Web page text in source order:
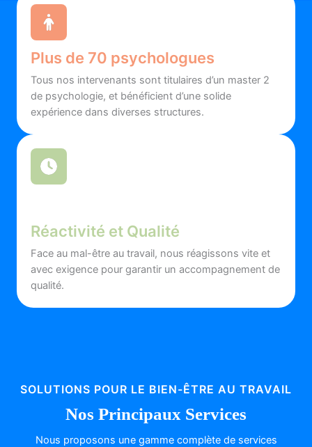
Plus de 70 psychologues
Tous nos intervenants sont titulaires d’un master 2
de psychologie, et bénéficient d’une solide
expérience dans diverses structures.
Réactivité et Qualité
Face au mal-être au travail, nous réagissons vite et
avec exigence pour garantir un accompagnement de
qualité.
SOLUTIONS POUR LE BIEN-ÊTRE AU TRAVAIL
Nos Principaux Services
Nous proposons une gamme complète de services